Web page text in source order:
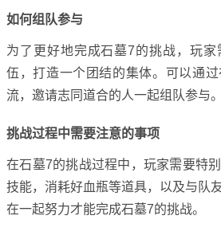
如何组队参与
为了更好地完成石墓7的挑战，玩家
伍，打造一个团结的集体。可以通
流，邀请志同道合的人一起组队参与。
挑战过程中需要注意的事项
在石墓7的挑战过程中，玩家需要特
技能，消耗好血瓶等道具，以及与队
在一起努力才能完成石墓7的挑战。